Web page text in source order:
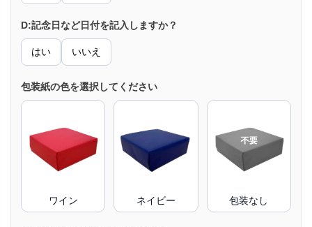
D:記念日など日付を記入しますか？
はい いいえ
包装紙の色を選択してください
ワイン ネイビー 包装なし